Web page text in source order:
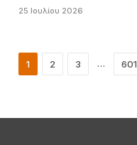
25 Ιουλίου 2026
1 2 3 … 601